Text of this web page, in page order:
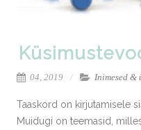
04, 2019 Inimesed &
Taaskord on kirjutamisele
Muidugi on teemasid,